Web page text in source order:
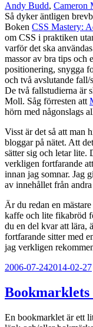
Andy Budd, Cameron
Så dyker äntligen
Boken CSS Mastery:
om CSS i praktiken
varför det ska
massor av bra tips och
positionering, snygga
och två avslutande
De två fallstudierna är
Moll. Såg förresten att
hörn med någonslags
Visst är det så att man
bloggar på nätet. Att
sätter sig och letar
verkligen fortfarande
innan jag somnar. Jag
av innehållet från
Är du redan en
kaffe och lite fikabröd
du en del kvar att lära,
fortfarande sitter med
jag verkligen
Publicerat
2006-07-242014-02-27
En bookmarklet är ett